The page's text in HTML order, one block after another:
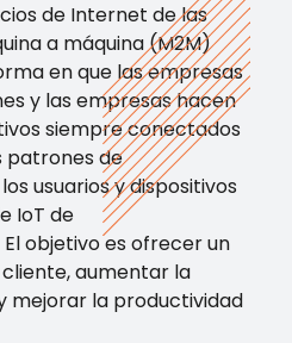
de Internet de las
a máquina (M2M)
en que las empresas
y las empresas hacen
siempre conectados
patrones de
usuarios y dispositivos
IoT de
objetivo es ofrecer un
aumentar la
mejorar la productividad